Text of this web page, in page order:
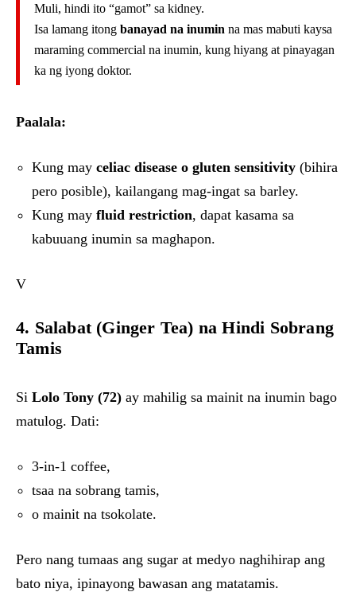
Muli, hindi ito “gamot” sa kidney.
Isa lamang itong banayad na inumin na mas mabuti kaysa
maraming commercial na inumin, kung hiyang at pinayagan
ka ng iyong doktor.
Paalala:
Kung may celiac disease o gluten sensitivity (bihira
pero posible), kailangang mag-ingat sa barley.
Kung may fluid restriction, dapat kasama sa
kabuuang inumin sa maghapon.
V
4. Salabat (Ginger Tea) na Hindi Sobrang
Tamis
Si Lolo Tony (72) ay mahilig sa mainit na inumin bago
matulog. Dati:
3-in-1 coffee,
tsaa na sobrang tamis,
o mainit na tsokolate.
Pero nang tumaas ang sugar at medyo naghihirap ang
bato niya, ipinayong bawasan ang matatamis.